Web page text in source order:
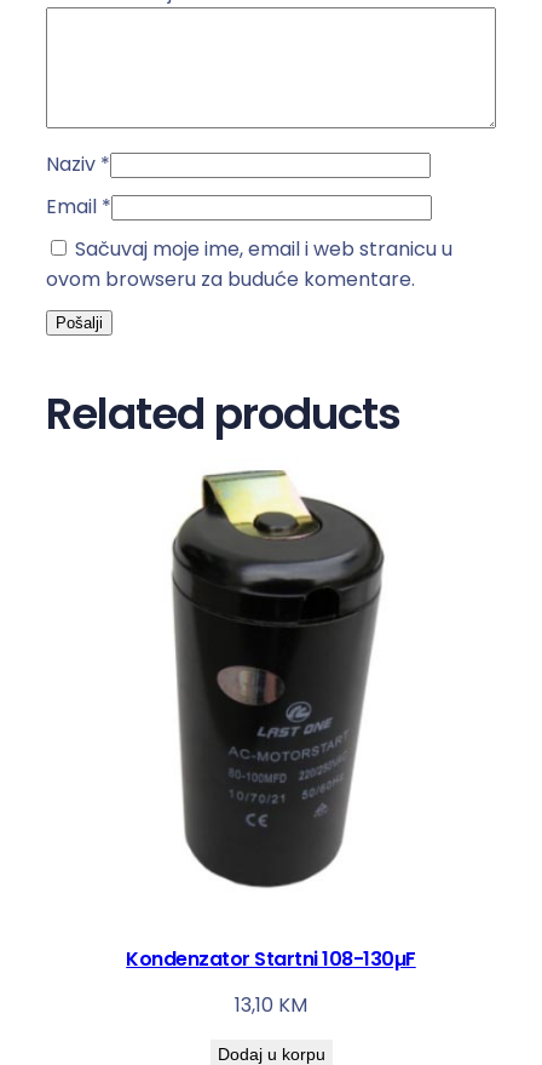
µ
F
o
l
i
n
Naziv *
Email *
Sačuvaj moje ime, email i web stranicu u
ovom browseru za buduće komentare.
Related products
Kondenzator Startni 108-130µF
13,10 KM
Dodaj u korpu